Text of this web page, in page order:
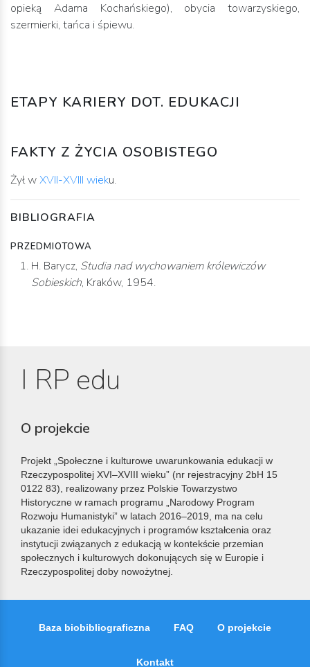
opieką Adama Kochańskiego), obycia towarzyskiego,
szermierki, tańca i śpiewu.
ETAPY KARIERY DOT. EDUKACJI
FAKTY Z ŻYCIA OSOBISTEGO
Żył wXVII-XVIII wieku.
BIBLIOGRAFIA
PRZEDMIOTOWA
H. Barycz, Studia nad wychowaniem królewiczów
Sobieskich, Kraków, 1954.
I RP edu
O projekcie
Projekt „Społeczne i kulturowe uwarunkowania edukacji w
Rzeczypospolitej XVI–XVIII wieku” (nr rejestracyjny 2bH 15
0122 83), realizowany przez Polskie Towarzystwo
Historyczne w ramach programu „Narodowy Program
Rozwoju Humanistyki” w latach 2016–2019, ma na celu
ukazanie idei edukacyjnych i programów kształcenia oraz
instytucji związanych z edukacją w kontekście przemian
społecznych i kulturowych dokonujących się w Europie i
Rzeczypospolitej doby nowożytnej.
Baza biobibliograficzna FAQ O projekcie
Kontakt